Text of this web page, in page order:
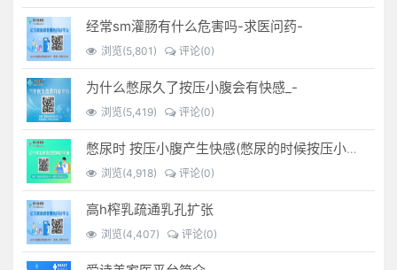
经常sm灌肠有什么危害吗-求医问药-
浏览(5,801) 评论(0)
为什么憋尿久了按压小腹会有快感_-
浏览(5,419) 评论(0)
憋尿时 按压小腹产生快感(憋尿的时候按压小腹是什么感觉)
浏览(4,918) 评论(0)
高h榨乳疏通乳孔扩张
浏览(4,407) 评论(0)